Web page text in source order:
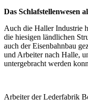
Das Schlafstellenwesen
Auch die Haller Industrie
die hiesigen ländlichen
auch der Eisenbahnbau
und Arbeiter nach Halle,
untergebracht werden
Arbeiter der Lederfabrik